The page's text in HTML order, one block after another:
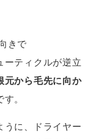
きで
ーティクルが逆立
元から毛先に向か
。
うに、ドライヤー